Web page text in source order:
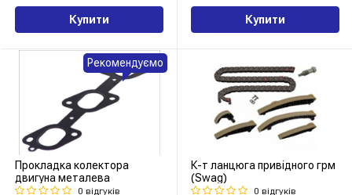
Купити Купити
Прокладка колектора
двигуна металева
0 відгуків
Рекомендуємо
К-т ланцюга привідного грм
(Swag)
0 відгуків